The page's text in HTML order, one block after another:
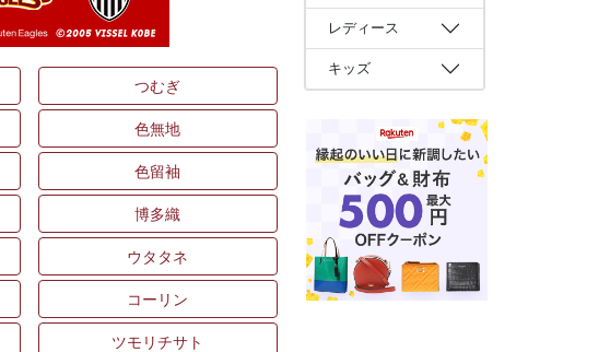
つむぎ
色無地
色留袖
博多織
ウタタネ
コーリン
ツモリチサト
レディース
キッズ